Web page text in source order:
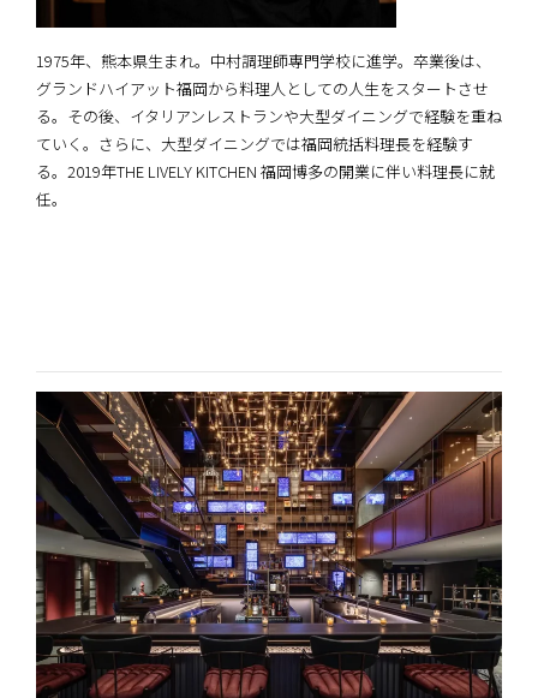
1975年、熊本県生まれ。中村調理師専門学校に進学。卒業後は、
グランドハイアット福岡から料理人としての人生をスタートさせ
る。その後、イタリアンレストランや大型ダイニングで経験を重ね
ていく。さらに、大型ダイニングでは福岡統括料理長を経験す
る。2019年THE LIVELY KITCHEN 福岡博多の開業に伴い料理長に就
任。